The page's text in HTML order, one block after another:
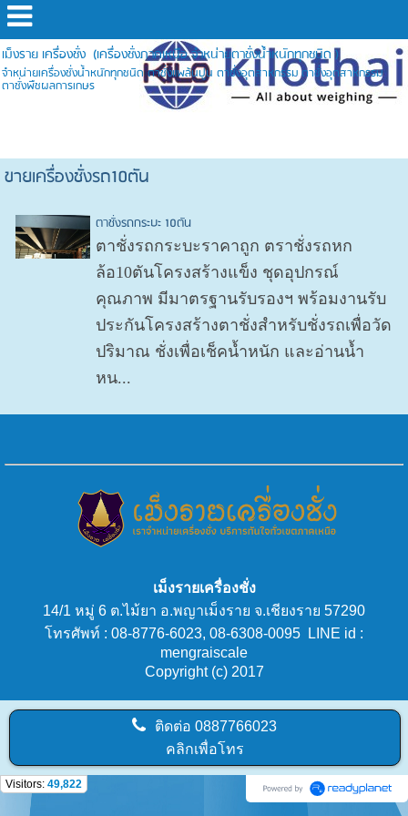
เม็งราย เครื่องชั่ง (เครื่องชั่งภาคเหนือ จำหน่ายตาชั่งน้ำหนักทุกชนิด )
จำหน่ายเครื่องชั่งน้ำหนักทุกชนิด ตาชั่งแพล้นปูน ตาชั่งอุตสาหกรรม ตาชั่งอุตสาหกรรม
ตาชั่งพืชผลการเกษร
ขายเครื่องชั่งรถ10ตัน
ตาชั่งรถกระบะ 10ตัน
ตาชั่งรถกระบะราคาถูก ตราชั่งรถหก
ล้อ10ตันโครงสร้างแข็ง ชุดอุปกรณ์
คุณภาพ มีมาตรฐานรับรองฯ พร้อมงานรับ
ประกันโครงสร้างตาชั่งสำหรับชั่งรถเพื่อวัด
ปริมาณ ชั่งเพื่อเช็คน้ำหนัก และอ่านน้ำ
หน...
เม็งรายเครื่องชั่ง
14/1 หมู่ 6 ต.ไม้ยา อ.พญาเม็งราย จ.เชียงราย 57290
โทรศัพท์ : 08-8776-6023, 08-6308-0095 LINE id :
mengraiscale
Copyright (c) 2017
ติดต่อ0887766023
คลิกเพื่อโทร
Visitors: 49,822